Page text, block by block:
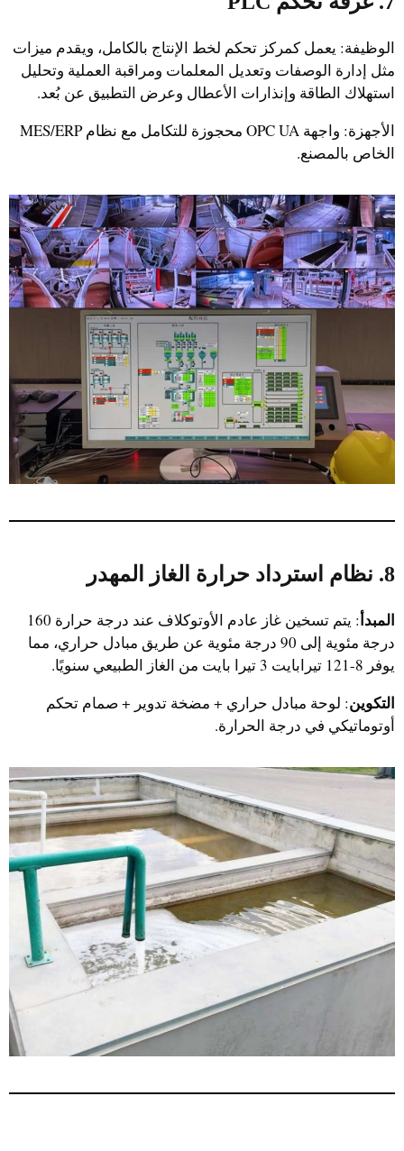
الوظيفة: يعمل كمركز تحكم لخط الإنتاج بالكامل، ويقدم ميزات
مثل إدارة الوصفات وتعديل المعلمات ومراقبة العملية وتحليل
استهلاك الطاقة وإنذارات الأعطال وعرض التطبيق عن بُعد.
الأجهزة: واجهة OPC UA محجوزة للتكامل مع نظام MES/ERP
الخاص بالمصنع.
8. نظام استرداد حرارة الغاز المهدر
المبدأ
: يتم تسخين غاز عادم الأوتوكلاف عند درجة حرارة 160
درجة مئوية إلى 90 درجة مئوية عن طريق مبادل حراري، مما
يوفر 8-121 تيرابايت 3 تيرا بايت من الغاز الطبيعي سنويًا.
التكوين: لوحة مبادل حراري + مضخة تدوير + صمام تحكم
أوتوماتيكي في درجة الحرارة.